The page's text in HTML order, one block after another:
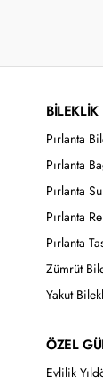
BİLEKLİK
Pırlanta
Pırlanta
Pırlanta
Pırlanta
Pırlanta
Zümrüt
Yakut
ÖZEL
Evlilik